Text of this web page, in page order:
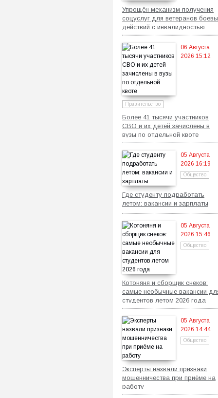
Упрощён механизм получения
соцуслуг для ветеранов
действий с инвалидностью
06 Августа
2026 15:12
Правительство
Более 41 тысячи участников
СВО и их детей зачислены в
вузы по отдельной квоте
05 Августа
2026 16:19
Общество
Где студенту подработать
летом: вакансии и зарплаты
05 Августа
2026 15:46
Общество
Котоняня и сборщик снеков:
самые необычные вакансии
студентов летом 2026 года
05 Августа
2026 14:44
Общество
Эксперты назвали признаки
мошенничества при приёме на
работу